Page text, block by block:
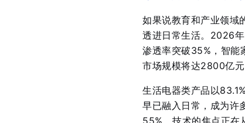
如果说教育和产业领域
透进日常生活。2026
渗透率突破35%，智能
市场规模将达2800亿
生活电器类产品以
早已融入日常，成为许
55% 。技术的焦点正